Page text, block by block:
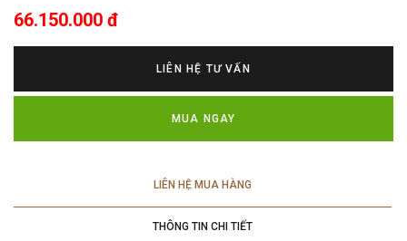
66.150.000 đ
LIÊN HỆ TƯ VẤN
MUA NGAY
LIÊN HỆ MUA HÀNG
THÔNG TIN CHI TIẾT